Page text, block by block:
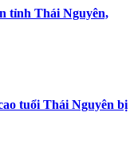
tỉnh Thái Nguyên,
tuổi Thái Nguyên bị